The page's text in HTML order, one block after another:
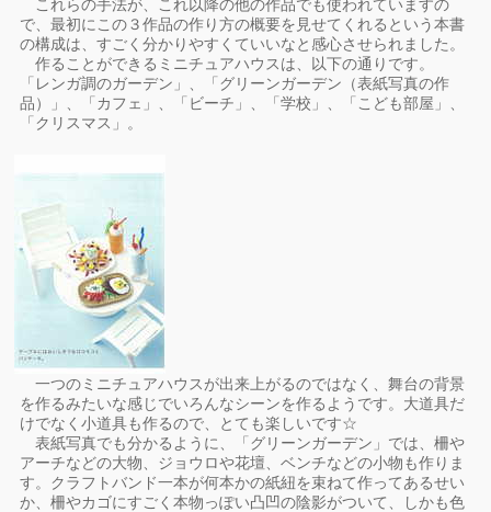
これらの手法が、これ以降の他の作品でも使われていますの
で、最初にこの３作品の作り方の概要を見せてくれるという本書
の構成は、すごく分かりやすくていいなと感心させられました。
作ることができるミニチュアハウスは、以下の通りです。
「レンガ調のガーデン」、「グリーンガーデン（表紙写真の作
品）」、「カフェ」、「ビーチ」、「学校」、「こども部屋」、
「クリスマス」。
一つのミニチュアハウスが出来上がるのではなく、舞台の背景
を作るみたいな感じでいろんなシーンを作るようです。大道具だ
けでなく小道具も作るので、とても楽しいです☆
表紙写真でも分かるように、「グリーンガーデン」では、柵や
アーチなどの大物、ジョウロや花壇、ベンチなどの小物も作りま
す。クラフトバンド一本が何本かの紙紐を束ねて作ってあるせい
か、柵やカゴにすごく本物っぽい凸凹の陰影がついて、しかも色